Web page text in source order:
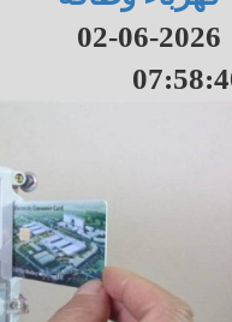
2026-06-02